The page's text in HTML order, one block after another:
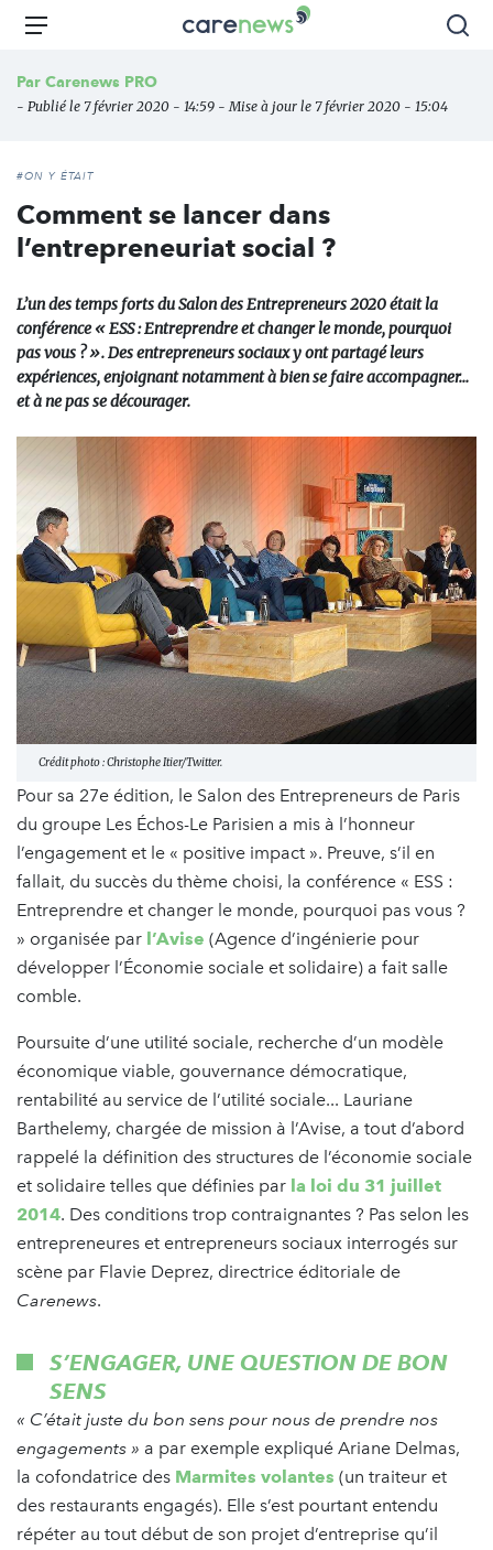
Aller
principal
Carenews,
des
Menu
Par Carenews PRO
- Publié le 7 février 2020 - 14:59 - Mise à jour le 7 février 2020 - 15:04
#ON Y ÉTAIT
Comment se lancer dans
l’entrepreneuriat social ?
L’un des temps forts du Salon des Entrepreneurs 2020 était la
conférence « ESS : Entreprendre et changer le monde, pourquoi
pas vous ? ». Des entrepreneurs sociaux y ont partagé leurs
expériences, enjoignant notamment à bien se faire accompagner…
et à ne pas se décourager.
Crédit photo : Christophe Itier/Twitter.
Pour sa 27e édition, le Salon des Entrepreneurs de Paris
du groupe Les Échos-Le Parisien a mis à l’honneur
l’engagement et le « positive impact ». Preuve, s’il en
fallait, du succès du thème choisi, la conférence « ESS :
Entreprendre et changer le monde, pourquoi pas vous ?
» organisée par l’Avise (Agence d’ingénierie pour
développer l’Économie sociale et solidaire) a fait salle
comble.
Poursuite d’une utilité sociale, recherche d’un modèle
économique viable, gouvernance démocratique,
rentabilité au service de l’utilité sociale... Lauriane
Barthelemy, chargée de mission à l’Avise, a tout d’abord
rappelé la définition des structures de l’économie sociale
et solidaire telles que définies par la loi du 31 juillet
2014. Des conditions trop contraignantes ? Pas selon les
entrepreneures et entrepreneurs sociaux interrogés sur
scène par Flavie Deprez, directrice éditoriale de
Carenews.
S’ENGAGER, UNE QUESTION DE BON
SENS
« C’était juste du bon sens pour nous de prendre nos
engagements » a par exemple expliqué Ariane Delmas,
la cofondatrice des Marmites volantes (un traiteur et
des restaurants engagés). Elle s’est pourtant entendu
répéter au tout début de son projet d’entreprise qu’il